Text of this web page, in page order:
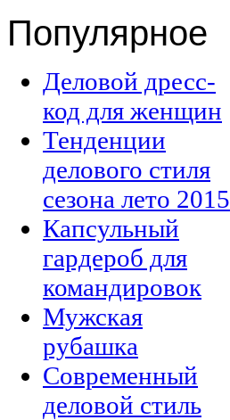
Популярное
Деловой дресс-
код для женщин
Тенденции
делового стиля
сезона лето 2015
Капсульный
гардероб для
командировок
Мужская
рубашка
Современный
деловой стиль